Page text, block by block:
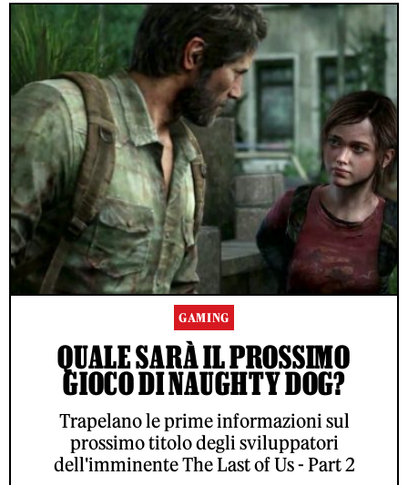
GAMING
QUALE SARÀ IL PROSSIMO
GIOCO DI NAUGHTY DOG?
Trapelano le prime informazioni sul
prossimo titolo degli sviluppatori
dell'imminente The Last of Us - Part 2